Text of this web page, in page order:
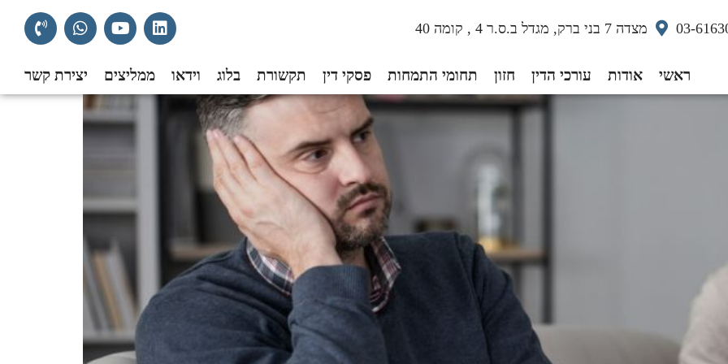
03- מצדה 7 בני ברק, מגדל ב.ס.ר 4 , קומה 40
ראשי אודות עורכי הדין חזון תחומי התמחות פסקי דין תקשורת בלוג וידאו ממליצים יצירת קשר